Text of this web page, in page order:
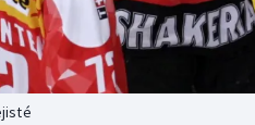
Gymnastika